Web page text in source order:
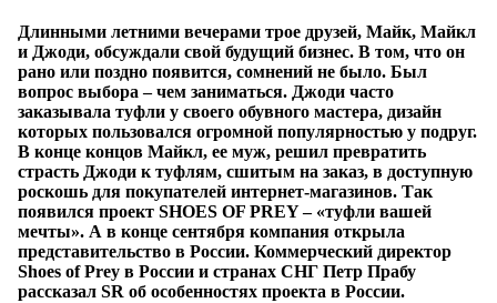
Длинными летними вечерами трое друзей, Майк, Майкл
и Джоди, обсуждали свой будущий бизнес. В том, что он
рано или поздно появится, сомнений не было. Был
вопрос выбора – чем заниматься. Джоди часто
заказывала туфли у своего обувного мастера, дизайн
которых пользовался огромной популярностью у подруг.
В конце концов Майкл, ее муж, решил превратить
страсть Джоди к туфлям, сшитым на заказ, в доступную
роскошь для покупателей интернет-магазинов. Так
появился проект SHOES OF PREY – «туфли вашей
мечты». А в конце сентября компания открыла
представительство в России. Коммерческий директор
Shoes of Prey в России и странах СНГ Петр Прабу
рассказал SR об особенностях проекта в России.